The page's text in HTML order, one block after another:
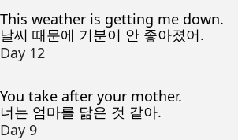
This weather is getting me down.
날씨 때문에 기분이 안 좋아졌어.
Day 12
You take after your mother.
너는 엄마를 닮은 것 같아.
Day 9